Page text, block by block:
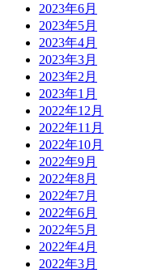
2023年6月
2023年5月
2023年4月
2023年3月
2023年2月
2023年1月
2022年12月
2022年11月
2022年10月
2022年9月
2022年8月
2022年7月
2022年6月
2022年5月
2022年4月
2022年3月